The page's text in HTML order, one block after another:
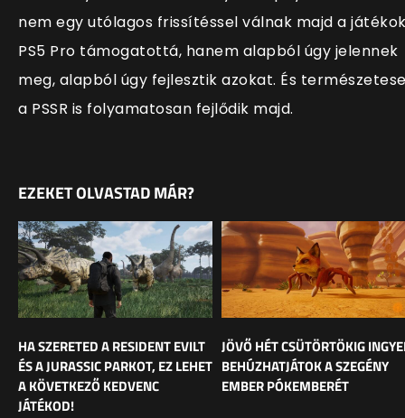
nem egy utólagos frissítéssel válnak majd a
PS5 Pro támogatottá, hanem alapból úgy jelennek
meg, alapból úgy fejlesztik azokat. És
a PSSR is folyamatosan fejlődik majd.
EZEKET OLVASTAD MÁR?
HA SZERETED A RESIDENT EVILT
ÉS A JURASSIC PARKOT, EZ LEHET
A KÖVETKEZŐ KEDVENC
JÁTÉKOD!
JÖVŐ HÉT CSÜTÖRTÖKIG
BEHÚZHATJÁTOK A SZEGÉNY
EMBER PÓKEMBERÉT